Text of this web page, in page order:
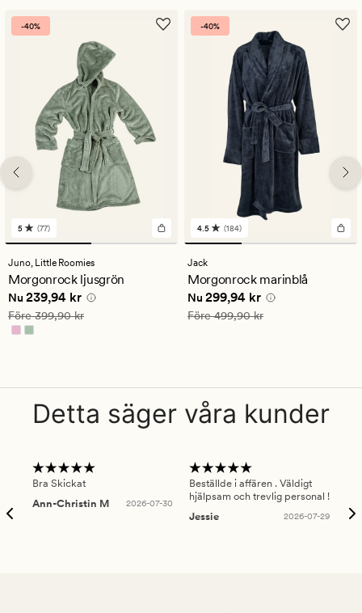
-40%
77
omdömen
med
ett
genomsnittligt
betyg
på
5
5 (77)
Juno, Little Roomies
Morgonrock ljusgrön
Nuvarande pris
Nu 239,94 kr
Ordinarie pris 399,90 kr
Före399,90 kr
-40%
184
omdömen
med
ett
genomsnittligt
betyg
på
4.5
4.5 (184)
Jack
Morgonrock marinblå
Nuvarande pris
Nu 299,94 kr
Ordinarie pris 499,90 kr
Före499,90 kr
Detta säger våra kunder
Bra Skickat
Ann-Christin M
2026-07-30
Beställde i affären . Väldigt
hjälpsam och trevlig personal !
Jessie
2026-07-29